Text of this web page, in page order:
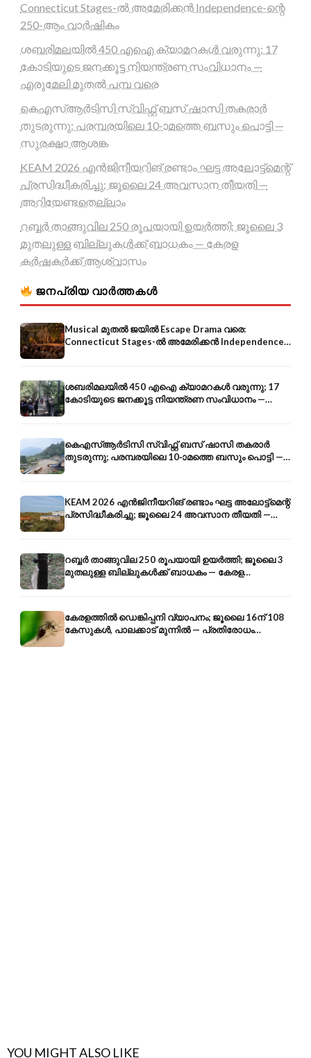
Connecticut Stages-ൽ അമേരിക്കൻ Independence-ന്റെ
250-ആം വാർഷികം
ശബരിമലയിൽ 450 എഐ ക്യാമറകൾ വരുന്നു; 17
കോടിയുടെ ജനക്കൂട്ട നിയന്ത്രണ സംവിധാനം —
എരുമേലി മുതൽ പമ്പ വരെ
കെഎസ്ആർടിസി സ്വിഫ്റ്റ് ബസ് ഷാസി തകരാർ
തുടരുന്നു; പരമ്പരയിലെ 10-ാമത്തെ ബസും പൊട്ടി —
സുരക്ഷാ ആശങ്ക
KEAM 2026 എൻജിനീയറിങ് രണ്ടാം ഘട്ട അലോട്ട്മെന്റ്
പ്രസിദ്ധീകരിച്ചു; ജൂലൈ 24 അവസാന തീയതി —
അറിയേണ്ടതെല്ലാം
റബ്ബർ താങ്ങുവില 250 രൂപയായി ഉയർത്തി; ജൂലൈ 3
മുതലുള്ള ബില്ലുകൾക്ക് ബാധകം — കേരള
കർഷകർക്ക് ആശ്വാസം
ജനപ്രിയ വാർത്തകൾ
Musical മുതൽ ജയിൽ Escape Drama വരെ:
Connecticut Stages-ൽ അമേരിക്കൻ Independence-
ന്റെ 250-ആം വാർഷികം
ശബരിമലയിൽ 450 എഐ ക്യാമറകൾ വരുന്നു; 17
കോടിയുടെ ജനക്കൂട്ട നിയന്ത്രണ സംവിധാനം —
എരുമേലി മുതൽ പമ്പ വരെ
കെഎസ്ആർടിസി സ്വിഫ്റ്റ് ബസ് ഷാസി തകരാർ
തുടരുന്നു; പരമ്പരയിലെ 10-ാമത്തെ ബസും പൊട്ടി —
സുരക്ഷാ ആശങ്ക
KEAM 2026 എൻജിനീയറിങ് രണ്ടാം ഘട്ട അലോട്ട്മെന്റ്
പ്രസിദ്ധീകരിച്ചു; ജൂലൈ 24 അവസാന തീയതി —
അറിയേണ്ടതെല്ലാം
റബ്ബർ താങ്ങുവില 250 രൂപയായി ഉയർത്തി; ജൂലൈ 3
മുതലുള്ള ബില്ലുകൾക്ക് ബാധകം — കേരള
കർഷകർക്ക് ആശ്വാസം
കേരളത്തിൽ ഡെങ്കിപ്പനി വ്യാപനം; ജൂലൈ 16ന് 108
കേസുകൾ, പാലക്കാട് മുന്നിൽ — പ്രതിരോധം
എങ്ങനെ?
YOU MIGHT ALSO LIKE